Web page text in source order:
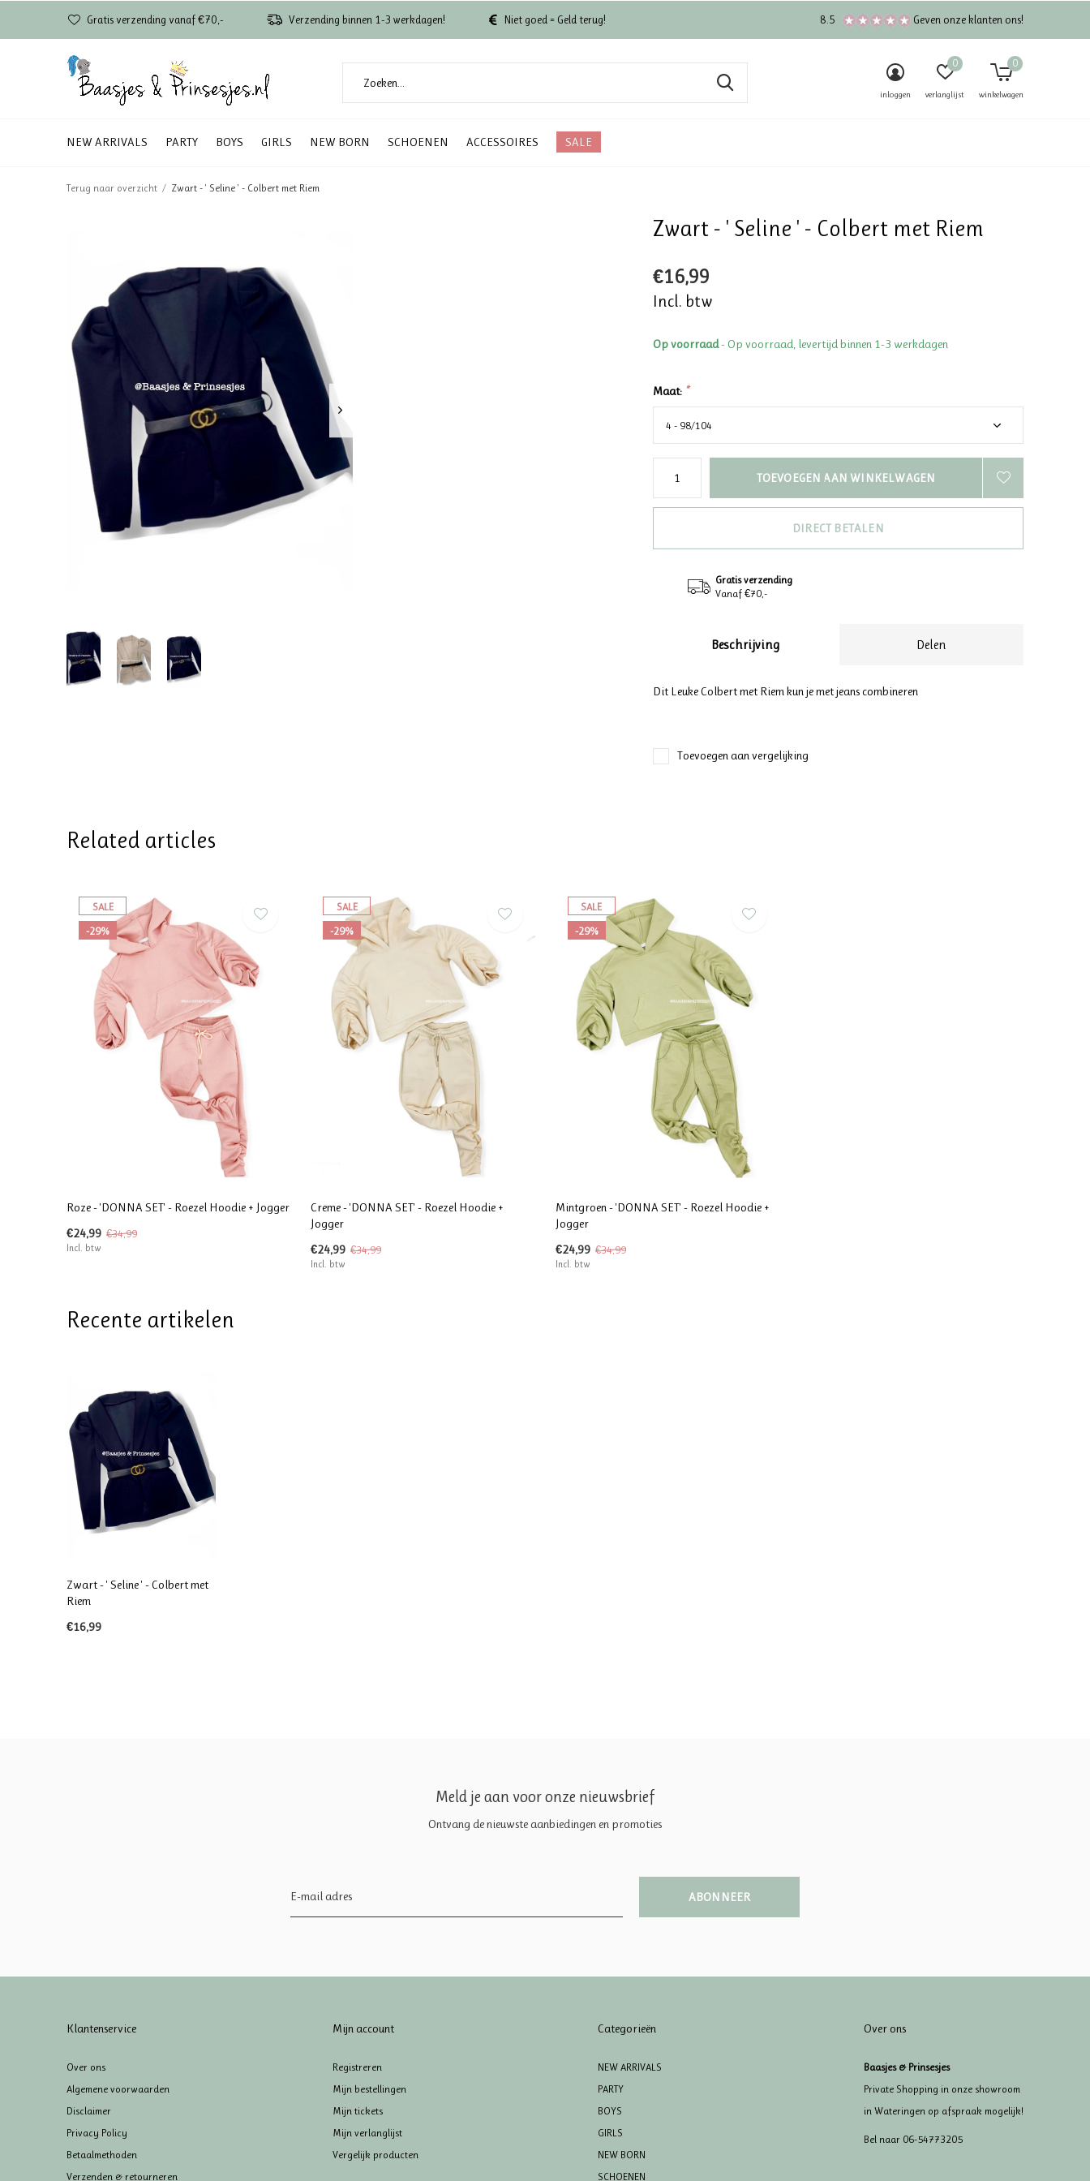
NEW ARRIVALS PARTY BOYS GIRLS NEW BORN SCHOENEN ACCESSOIRES SALE
inloggen verlanglijst
0
winkelwagen
0
Gratis verzending vanaf €70,- Verzending binnen 1-3 werkdagen! Niet goed = Geld terug! 8.5 Geven onze klanten ons!
Terug naar overzicht Zwart - ' Seline ' - Colbert met Riem
Zwart - ' Seline ' - Colbert met Riem
€16,99
Incl. btw
Op voorraad- Op voorraad, levertijd binnen 1-3 werkdagen
Maat: *
TOEVOEGEN AAN WINKELWAGEN
DIRECT BETALEN
Gratis verzending
Vanaf €70,-
Beschrijving Delen
Dit Leuke Colbert met Riem kun je met jeans combineren
Toevoegen aan vergelijking
Related articles
SALE
-29%
Roze - 'DONNA SET' - Roezel Hoodie + Jogger
€24,99 €34,99
Incl. btw
SALE
-29%
Creme - 'DONNA SET' - Roezel Hoodie +
Jogger
€24,99 €34,99
Incl. btw
SALE
-29%
Mintgroen - 'DONNA SET' - Roezel Hoodie +
Jogger
€24,99 €34,99
Incl. btw
Recente artikelen
Zwart - ' Seline ' - Colbert met
Riem
€16,99
Meld je aan voor onze nieuwsbrief
Ontvang de nieuwste aanbiedingen en promoties
ABONNEER
Klantenservice
Over ons
Algemene voorwaarden
Disclaimer
Privacy Policy
Betaalmethoden
Verzenden & retourneren
Mijn account
Registreren
Mijn bestellingen
Mijn tickets
Mijn verlanglijst
Vergelijk producten
Categorieën
NEW ARRIVALS
PARTY
BOYS
GIRLS
NEW BORN
SCHOENEN
Over ons
Baasjes & Prinsesjes
Private Shopping in onze showroom
in Wateringen op afspraak mogelijk!
Bel naar 06-54773205